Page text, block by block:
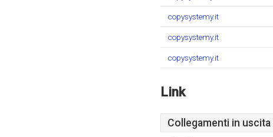
copysystemy.it
copysystemy.it
copysystemy.it
Link
Collegamenti in uscita